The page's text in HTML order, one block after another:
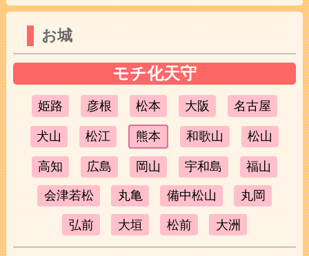
お城
モチ化天守
姫路 彦根 松本 大阪 名古屋
犬山 松江 熊本 和歌山 松山
高知 広島 岡山 宇和島 福山
会津若松 丸亀 備中松山 丸岡
弘前 大垣 松前 大洲